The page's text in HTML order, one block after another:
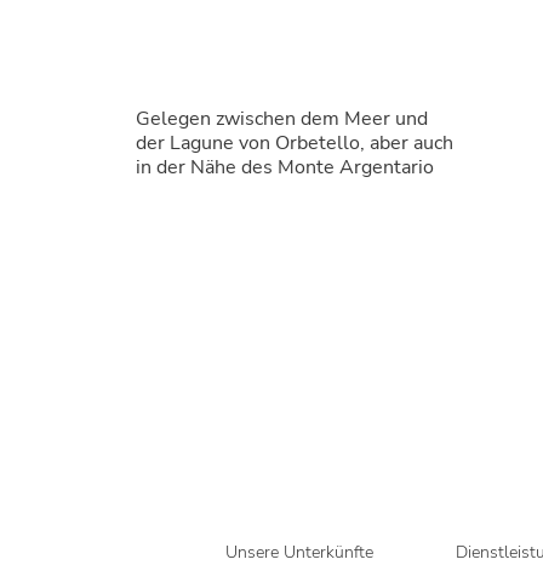
Gelegen zwischen dem Meer und
der Lagune von Orbetello, aber auch
in der Nähe des Monte Argentario
Unsere Unterkünfte